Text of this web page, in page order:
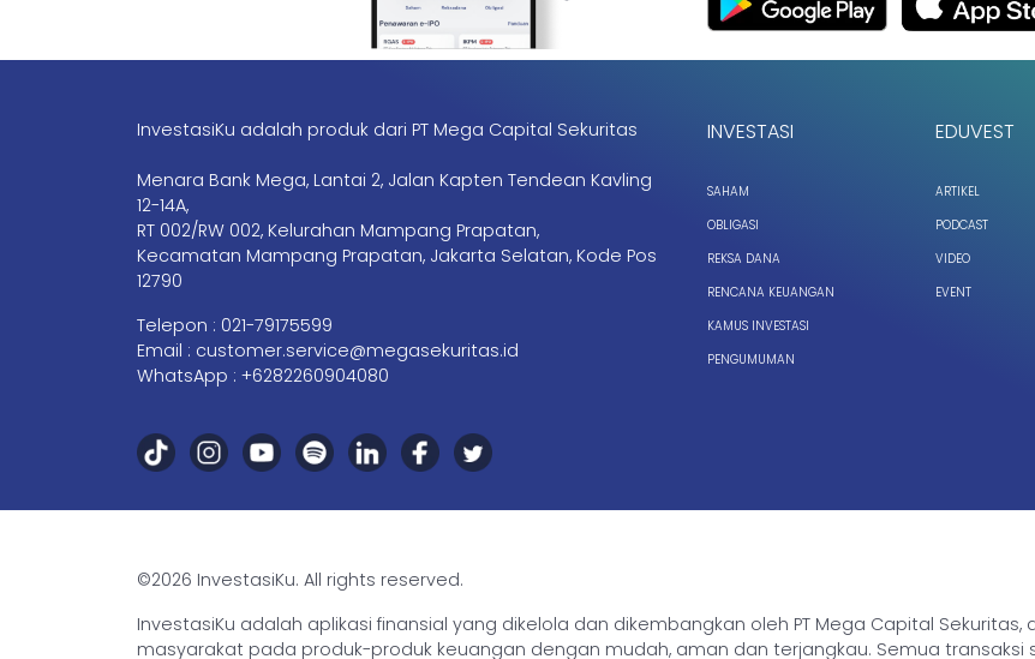
InvestasiKu adalah produk dari PT Mega Capital Sekuritas
Menara Bank Mega, Lantai 2, Jalan Kapten Tendean Kavling
12-14A,
RT 002/RW 002, Kelurahan Mampang Prapatan,
Kecamatan Mampang Prapatan, Jakarta Selatan, Kode Pos
12790
Telepon : 021-79175599
Email : customer.service@megasekuritas.id
WhatsApp : +6282260904080
INVESTASI
SAHAM
OBLIGASI
REKSA DANA
RENCANA KEUANGAN
KAMUS INVESTASI
PENGUMUMAN
EDUVEST
ARTIKEL
PODCAST
VIDEO
EVENT
©2026 InvestasiKu. All rights reserved.
InvestasiKu adalah aplikasi finansial yang dikelola dan dikembangkan oleh PT Mega Capital
masyarakat pada produk-produk keuangan dengan mudah, aman dan terjangkau. Semua transaksi